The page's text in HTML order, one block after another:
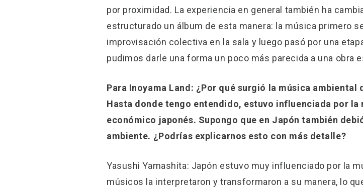
por proximidad. La experiencia en general también ha
estructurado un álbum de esta manera: la música primero
improvisación colectiva en la sala y luego pasó por una
pudimos darle una forma un poco más parecida a una obra
Para Inoyama Land: ¿Por qué surgió la música ambiental
Hasta donde tengo entendido, estuvo influenciada por la
económico japonés. Supongo que en Japón también
ambiente. ¿Podrías explicarnos esto con más detalle?
Yasushi Yamashita: Japón estuvo muy influenciado por la
músicos la interpretaron y transformaron a su manera, lo